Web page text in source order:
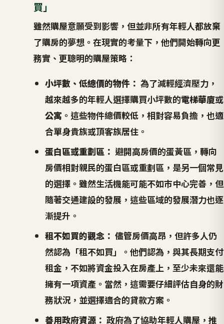
買」
雖然購屋意願受到影響，但並非所有年輕人都放棄
了購房的夢想。在現實的考量下，他們開始轉向更
務實、更聰明的購屋策略：
小坪數、低總價的物件： 為了減輕經濟壓力，
越來越多的年輕人選擇購買小坪數的電梯華廈或
公寓 。這些物件總價較低，相對容易負擔，也適
合單身貴族或頂客族居住。
蛋白區或重劃區： 避開高房價的蛋黃區，轉向
房價相對親民的蛋白區或重劃區，是另一個常見
的選擇。雖然生活機能可能不如市中心完善，但
隨著交通建設的發展，這些區域的發展潛力也逐
漸提升。
租不如買的觀念： 儘管房價高昂，但許多人仍
然認為「租不如買」。他們認為，與其長期支付
租金，不如將資金投入在房產上，至少未來還能
擁有一項資產。當然，這需要仔細評估自身的財
務狀況，並選擇適合的貸款方案。
善用政府資源： 政府為了協助年輕人購屋，推